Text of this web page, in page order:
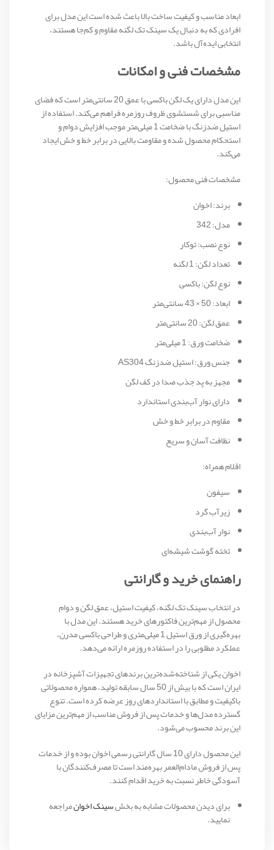
ابعاد مناسب و کیفیت ساخت بالا باعث شده است این مدل برای
افرادی که به دنبال یک سینک تک لگنه مقاوم و کم‌جا هستند،
انتخابی ایده‌آل باشد.
مشخصات فنی و امکانات
این مدل دارای یک لگن باکسی با عمق 20 سانتی‌متر است که فضای
مناسبی برای شستشوی ظروف روزمره فراهم می‌کند. استفاده از
استیل ضدزنگ با ضخامت 1 میلی‌متر موجب افزایش دوام و
استحکام محصول شده و مقاومت بالایی در برابر خط و خش ایجاد
می‌کند.
مشخصات فنی محصول:
برند: اخوان
مدل: 342
نوع نصب: توکار
تعداد لگن: 1 لگنه
نوع لگن: باکسی
ابعاد: 50 × 43 سانتی‌متر
عمق لگن: 20 سانتی‌متر
ضخامت ورق: 1 میلی‌متر
جنس ورق: استیل ضدزنگ AS304
مجهز به پد جذب صدا در کف لگن
دارای نوار آب‌بندی استاندارد
مقاوم در برابر خط و خش
نظافت آسان و سریع
اقلام همراه:
سیفون
زیرآب گرد
نوار آب‌بندی
تخته گوشت شیشه‌ای
راهنمای خرید و گارانتی
در انتخاب سینک تک لگنه، کیفیت استیل، عمق لگن و دوام
محصول از مهم‌ترین فاکتورهای خرید هستند. این مدل با
بهره‌گیری از ورق استیل 1 میلی‌متری و طراحی باکسی مدرن،
عملکرد مطلوبی را در استفاده روزمره ارائه می‌دهد.
اخوان یکی از شناخته‌شده‌ترین برندهای تجهیزات آشپزخانه در
ایران است که با بیش از 50 سال سابقه تولید، همواره محصولاتی
باکیفیت و مطابق با استانداردهای روز عرضه کرده است. تنوع
گسترده مدل‌ها و خدمات پس از فروش مناسب از مهم‌ترین مزایای
این برند محسوب می‌شود.
این محصول دارای 10 سال گارانتی رسمی اخوان بوده و از خدمات
پس از فروش مادام‌العمر بهره‌مند است تا مصرف‌کنندگان با
آسودگی خاطر نسبت به خرید اقدام کنند.
برای دیدن محصولات مشابه به بخشسینک اخوانمراجعه
نمایید.